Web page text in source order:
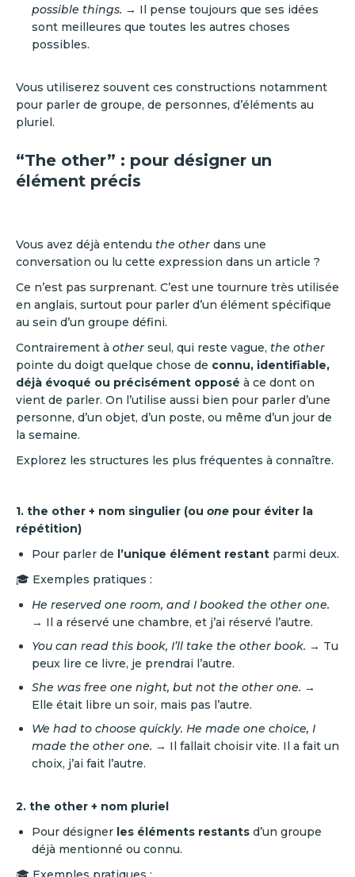
possible things. → Il pense toujours que ses idées
sont meilleures que toutes les autres choses
possibles.
Vous utiliserez souvent ces constructions notamment
pour parler de groupe, de personnes, d’éléments au
pluriel.
“The other” : pour désigner un
élément précis
Vous avez déjà entendu the other dans une
conversation ou lu cette expression dans un article ?
Ce n’est pas surprenant. C’est une tournure très utilisée
en anglais, surtout pour parler d’un élément spécifique
au sein d’un groupe défini.
Contrairement à other seul, qui reste vague, the other
pointe du doigt quelque chose de connu, identifiable,
déjà évoqué ou précisément opposé à ce dont on
vient de parler. On l’utilise aussi bien pour parler d’une
personne, d’un objet, d’un poste, ou même d’un jour de
la semaine.
Explorez les structures les plus fréquentes à connaître.
1. the other + nom singulier (ou one pour éviter la
répétition)
Pour parler de l’unique élément restant parmi deux.
🎓 Exemples pratiques :
He reserved one room, and I booked the other one.
→ Il a réservé une chambre, et j’ai réservé l’autre.
You can read this book, I’ll take the other book. → Tu
peux lire ce livre, je prendrai l’autre.
She was free one night, but not the other one. →
Elle était libre un soir, mais pas l’autre.
We had to choose quickly. He made one choice, I
made the other one. → Il fallait choisir vite. Il a fait un
choix, j’ai fait l’autre.
2. the other + nom pluriel
Pour désigner les éléments restants d’un groupe
déjà mentionné ou connu.